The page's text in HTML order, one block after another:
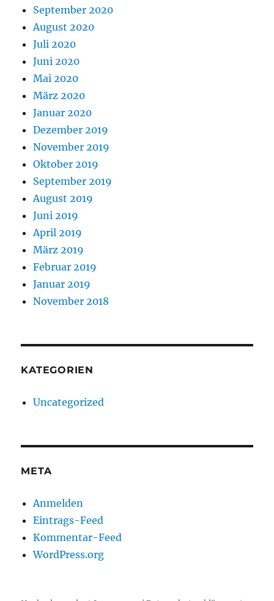
September 2020
August 2020
Juli 2020
Juni 2020
Mai 2020
März 2020
Januar 2020
Dezember 2019
November 2019
Oktober 2019
September 2019
August 2019
Juni 2019
April 2019
März 2019
Februar 2019
Januar 2019
November 2018
KATEGORIEN
Uncategorized
META
Anmelden
Eintrags-Feed
Kommentar-Feed
WordPress.org